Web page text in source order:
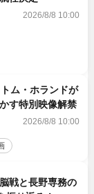
2026/8/8 10:00
ム・ホランドが
す特別映像解禁
2026/8/8 10:00
戦と長野専務の